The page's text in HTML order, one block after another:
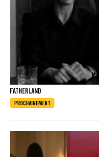
FATHERLAND
PROCHAINEMENT